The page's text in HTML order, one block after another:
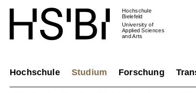
Hochschule
Bielefeld
University of
Applied Sciences
and Arts
Hochschule Studium Forschung